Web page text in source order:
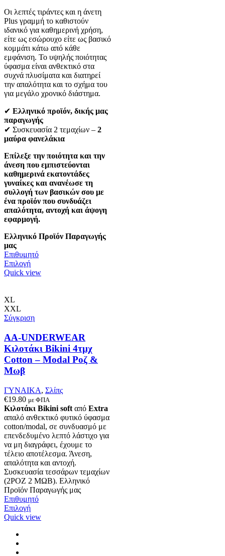
Οι λεπτές τιράντες και η άνετη
Plus γραμμή το καθιστούν
ιδανικό για καθημερινή χρήση,
είτε ως εσώρουχο είτε ως βασικό
κομμάτι κάτω από κάθε
εμφάνιση. Το υψηλής ποιότητας
ύφασμα είναι ανθεκτικό στα
συχνά πλυσίματα και διατηρεί
την απαλότητα και το σχήμα του
για μεγάλο χρονικό διάστημα.
✔ Ελληνικό προϊόν, δικής μας
παραγωγής
✔ Συσκευασία 2 τεμαχίων – 2
μαύρα φανελάκια
Επίλεξε την ποιότητα και την
άνεση που εμπιστεύονται
καθημερινά εκατοντάδες
γυναίκες και ανανέωσε τη
συλλογή των βασικών σου με
ένα προϊόν που συνδυάζει
απαλότητα, αντοχή και άψογη
εφαρμογή.
Ελληνικό Προϊόν Παραγωγής
μας
Επιθυμητό
ΕπιλογήΑυτό
το
Οι
μπορούν
να
επιλεγούν
στη
προϊόντος
Quick view
XL
XXL
Σύγκριση
AA-UNDERWEAR
Κιλοτάκι Bikini 4τμχ
Cotton – Modal Ροζ &
Μωβ
ΓΥΝΑΙΚΑ, Σλίπς
€19.80 με ΦΠΑ
Κιλοτάκι Bikini soft από Extra
απαλό ανθεκτικό φυτικό ύφασμα
cotton/modal, σε συνδυασμό με
επενδεδυμένο λεπτό λάστιχο για
να μη διαγράφει, έχουμε το
τέλειο αποτέλεσμα. Άνεση,
απαλότητα και αντοχή.
Συσκευασία τεσσάρων τεμαχίων
(2ΡΟΖ 2 ΜΩΒ). Ελληνικό
Προϊόν Παραγωγής μας
Επιθυμητό
ΕπιλογήΑυτό
το
Quick view